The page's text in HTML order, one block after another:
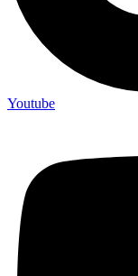
Youtube